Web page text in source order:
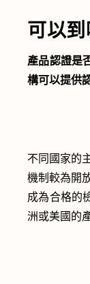
可以
產品認證是
構可以提供
不同國家的
機制較為開
成為合格的
洲或美國的